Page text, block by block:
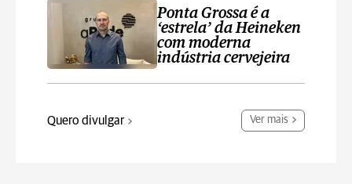
Ponta Grossa é a
‘estrela’ da Heineken
com moderna
indústria cervejeira
Quero divulgar Ver mais